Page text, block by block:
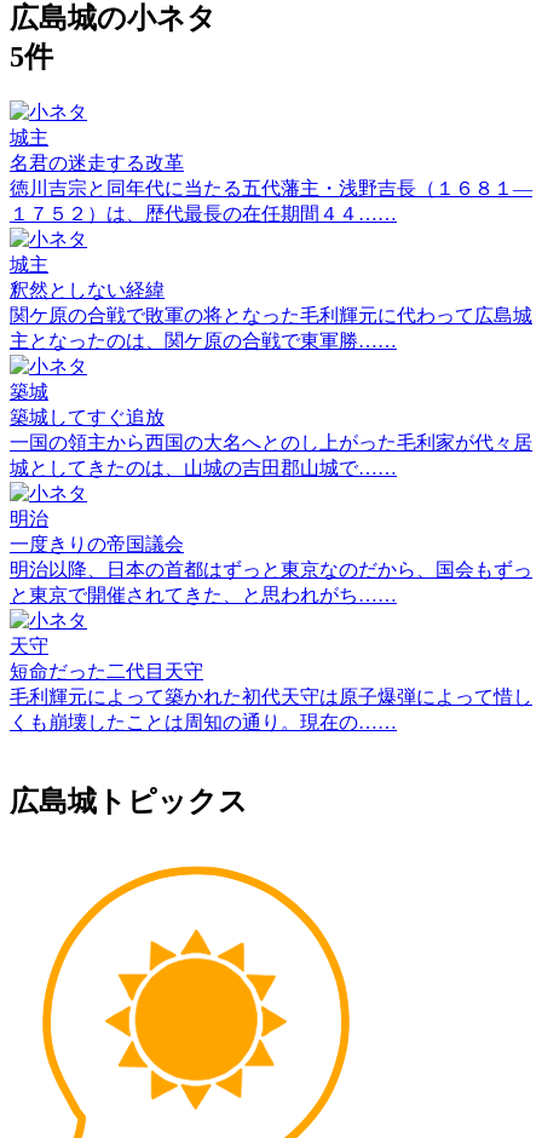
広島城の小ネタ
5件
城主
名君の迷走する改革
徳川吉宗と同年代に当たる五代藩主・浅野吉長（１６８１―
１７５２）は、歴代最長の在任期間４４……
城主
釈然としない経緯
関ケ原の合戦で敗軍の将となった毛利輝元に代わって広島城
主となったのは、関ケ原の合戦で東軍勝……
築城
築城してすぐ追放
一国の領主から西国の大名へとのし上がった毛利家が代々居
城としてきたのは、山城の吉田郡山城で……
明治
一度きりの帝国議会
明治以降、日本の首都はずっと東京なのだから、国会もずっ
と東京で開催されてきた、と思われがち……
天守
短命だった二代目天守
毛利輝元によって築かれた初代天守は原子爆弾によって惜し
くも崩壊したことは周知の通り。現在の……
広島城トピックス